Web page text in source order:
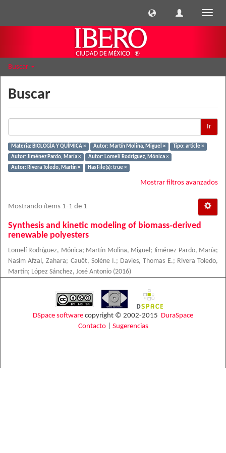
Buscar
Buscar
Ir
Materia: BIOLOGÍA Y QUÍMICA × Autor: Martín Molina, Miguel ×
Tipo: article ×
Autor: Jiménez Pardo, María ×
Autor: Lomelí Rodríguez, Mónica ×
Autor: Rivera Toledo, Martín ×
Has File(s): true ×
Mostrar filtros avanzados
Mostrando ítems 1-1 de 1
Synthesis and kinetic modeling of biomass‐derived
renewable polyesters
Lomelí Rodríguez, Mónica; Martín Molina, Miguel ;Jiménez Pardo, María;
Nasim Afzal, Zahara; Cauët, Solène I.; Davies, Thomas E.; Rivera Toledo,
Martín; López Sánchez, José Antonio (2016)
DSpace software copyright © 2002-2015 DuraSpace
Contacto| Sugerencias